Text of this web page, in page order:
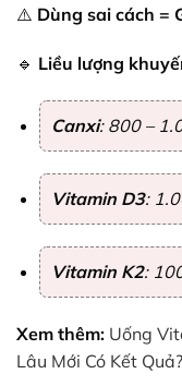
⚠️ Dùng sai cách =
🔹 Liều lượng
Canxi: 800 –
Vitamin D3:
Vitamin K2:
Xem thêm: Uống
Lâu Mới Có Kết Quả?